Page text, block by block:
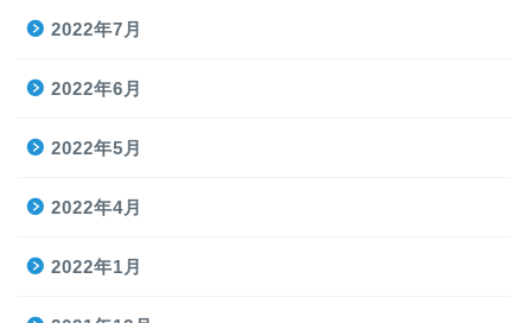
2022年7月
2022年6月
2022年5月
2022年4月
2022年1月